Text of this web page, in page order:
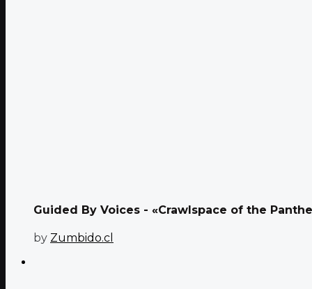
Guided By Voices - «Crawlspace of the
by Zumbido.cl